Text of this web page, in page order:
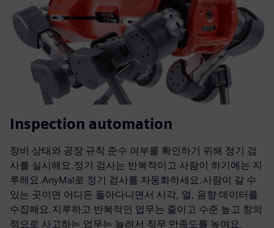
Inspection automation
장비 상태와 공장 규칙 준수 여부를 확인하기 위해 정기 검
사를 실시해요.정기 검사는 반복적이고 사람이 하기에는 지
루해요.AnyMal로 정기 검사를 자동화하세요.사람이 갈 수
있는 곳이면 어디든 돌아다니면서 시각, 열, 음향 데이터를
수집해요.지루하고 반복적인 업무는 줄이고 수준 높고 창의
적으로 사고하는 업무는 늘려서 직무 만족도를 높여요.